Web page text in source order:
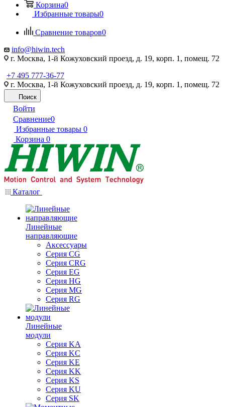
Корзина0
Избранные товары0
Сравнение товаров0
info@hiwin.tech
г. Москва, 1-й Кожуховский проезд, д. 19, корп. 1, помещ. 72
+7 495 777-36-77
г. Москва, 1-й Кожуховский проезд, д. 19, корп. 1, помещ. 72
Поиск
Войти
Сравнение0
Избранные товары 0
Корзина 0
Каталог
Линейные
направляющие
Аксессуары
Серия CG
Серия CRG
Серия EG
Серия HG
Серия MG
Серия RG
Линейные
модули
Серия KA
Серия KC
Серия KE
Серия KK
Серия KS
Серия KU
Серия SK